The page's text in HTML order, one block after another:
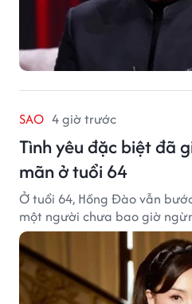
SAO 4 giờ trước
Tình yêu đặc biệt đã
mãn ở tuổi 64
Ở tuổi 64, Hồng Đào vẫn
một người chưa bao giờ